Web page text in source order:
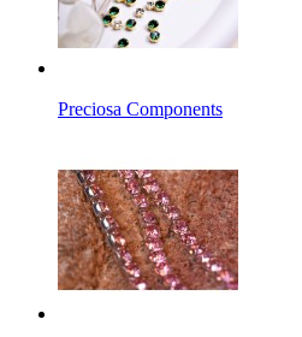
Preciosa Components